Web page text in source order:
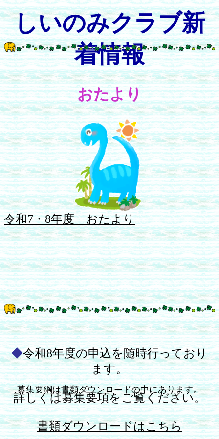
しいのみクラブ新
着情報
おたより
令和7・8年度 おたより
◆令和8年度の申込を随時行っており
ます。
詳しくは募集要項をご覧ください。
募集要綱は書類ダウンロードの中にあります。
書類ダウンロードはこちら